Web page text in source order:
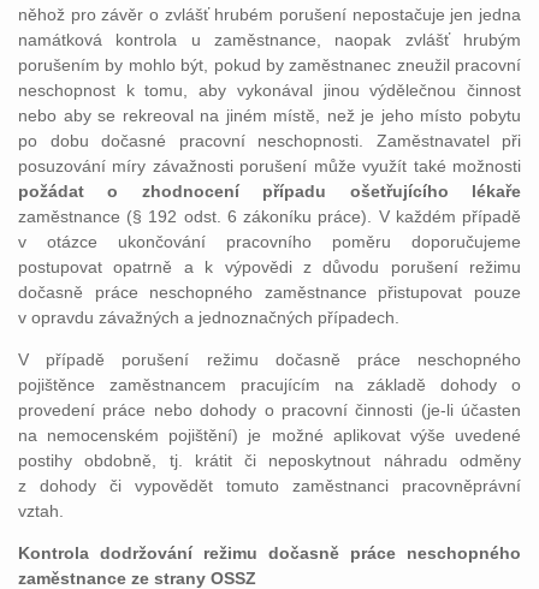
něhož pro závěr o zvlášť hrubém porušení nepostačuje jen jedna
namátková kontrola u zaměstnance, naopak zvlášť hrubým
porušením by mohlo být, pokud by zaměstnanec zneužil pracovní
neschopnost k tomu, aby vykonával jinou výdělečnou činnost
nebo aby se rekreoval na jiném místě, než je jeho místo pobytu
po dobu dočasné pracovní neschopnosti. Zaměstnavatel při
posuzování míry závažnosti porušení může využít také možnosti
požádat o zhodnocení případu ošetřujícího lékaře
zaměstnance (§ 192 odst. 6 zákoníku práce). V každém případě
v otázce ukončování pracovního poměru doporučujeme
postupovat opatrně a k výpovědi z důvodu porušení režimu
dočasně práce neschopného zaměstnance přistupovat pouze
v opravdu závažných a jednoznačných případech.
V případě porušení režimu dočasně práce neschopného
pojištěnce zaměstnancem pracujícím na základě dohody o
provedení práce nebo dohody o pracovní činnosti (je-li účasten
na nemocenském pojištění) je možné aplikovat výše uvedené
postihy obdobně, tj. krátit či neposkytnout náhradu odměny
z dohody či vypovědět tomuto zaměstnanci pracovněprávní
vztah.
Kontrola dodržování režimu dočasně práce neschopného
zaměstnance ze strany OSSZ